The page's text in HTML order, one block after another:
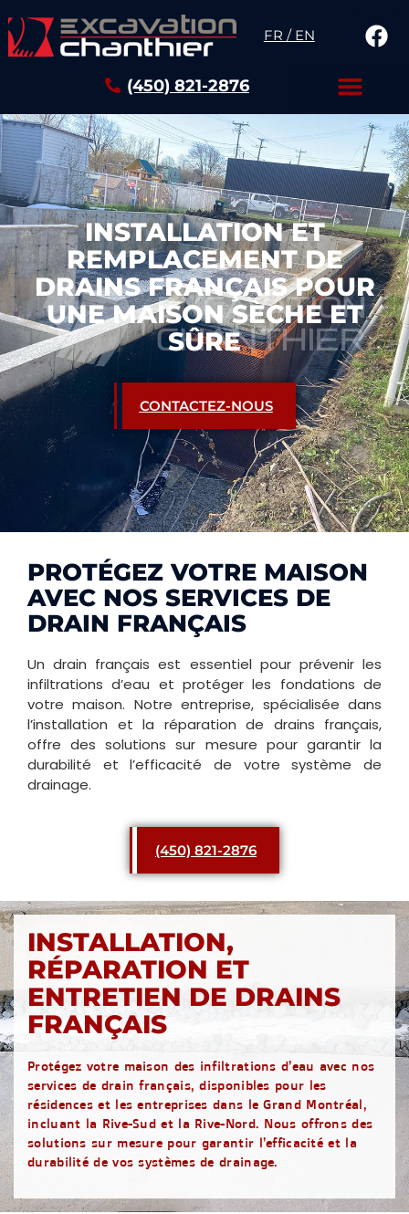
FR / EN
(450) 821-2876
INSTALLATION ET
REMPLACEMENT DE
DRAINS FRANÇAIS POUR
UNE MAISON SÈCHE ET
SÛRE
CONTACTEZ-NOUS
PROTÉGEZ VOTRE MAISON
AVEC NOS SERVICES DE
DRAIN FRANÇAIS
Un drain français est essentiel pour prévenir les
infiltrations d’eau et protéger les fondations de
votre maison. Notre entreprise, spécialisée dans
l’installation et la réparation de drains français,
offre des solutions sur mesure pour garantir la
durabilité et l’efficacité de votre système de
drainage.
(450) 821-2876
INSTALLATION,
RÉPARATION ET
ENTRETIEN DE DRAINS
FRANÇAIS
Protégez votre maison des infiltrations d’eau avec nos
services de drain français, disponibles pour les
résidences et les entreprises dans le Grand Montréal,
incluant la Rive-Sud et la Rive-Nord. Nous offrons des
solutions sur mesure pour garantir l’efficacité et la
durabilité de vos systèmes de drainage.